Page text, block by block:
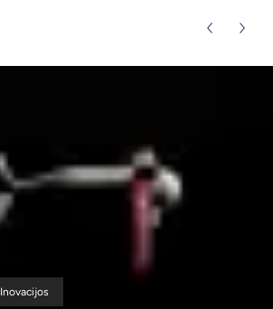
Inovacijos